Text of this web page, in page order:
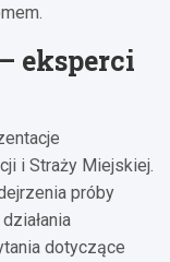
eksperci
i Straży Miejskiej.
próby
dotyczące